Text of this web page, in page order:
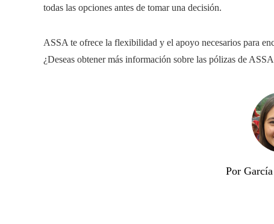
todas las opciones antes de tomar una decisión.
ASSA te ofrece la flexibilidad y el apoyo necesarios para
¿Deseas obtener más información sobre las pólizas de
Por